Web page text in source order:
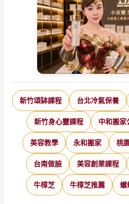
新竹頌缽課程 台北冷氣保養
新竹身心靈課程 中和搬家
美容教學 永和搬家 桃
台南做臉 美容創業課程
牛樟芝 牛樟芝推薦 螺